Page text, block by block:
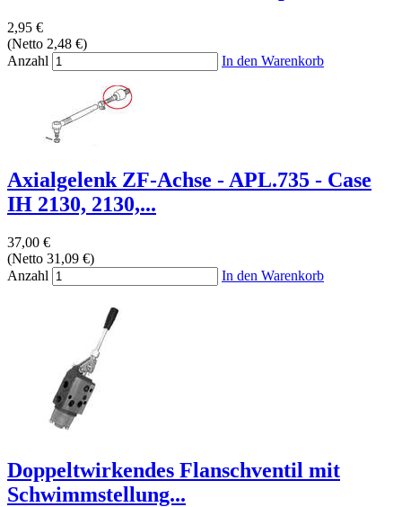
2,95 €
(Netto 2,48 €)
Anzahl
In den Warenkorb
Axialgelenk ZF-Achse - APL.735 - Case
IH 2130, 2130,...
37,00 €
(Netto 31,09 €)
Anzahl
In den Warenkorb
Doppeltwirkendes Flanschventil mit
Schwimmstellung...